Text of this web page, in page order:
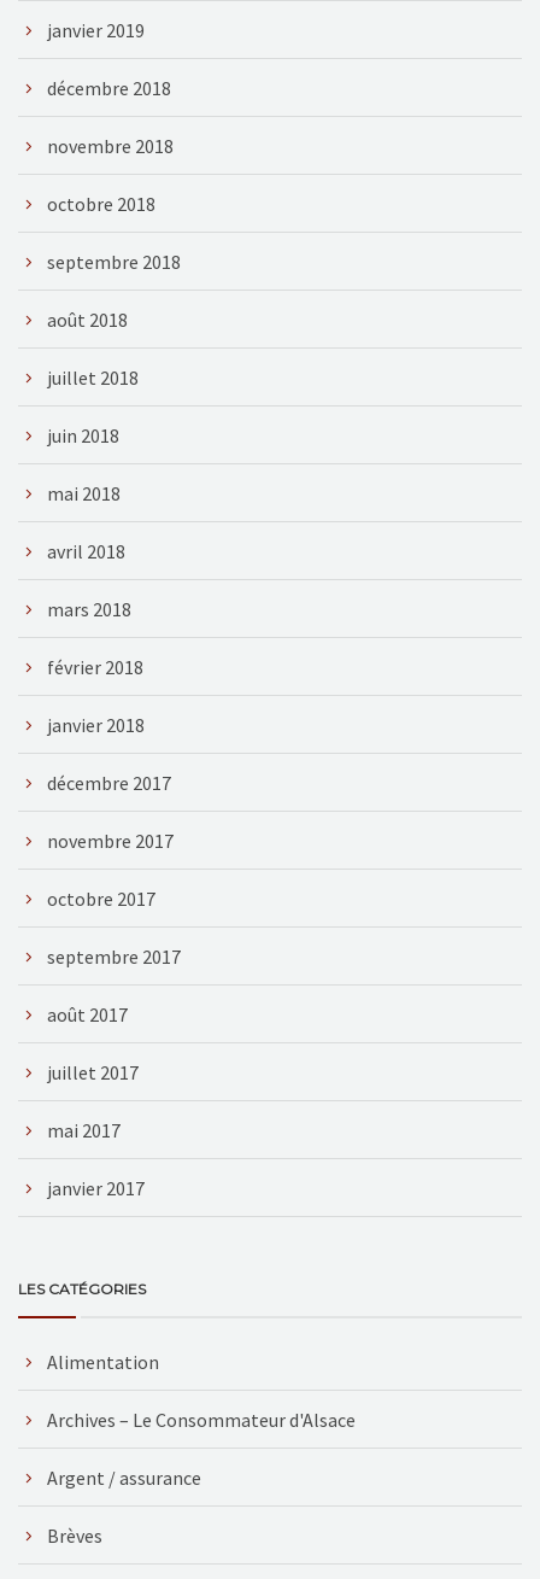
janvier 2019
décembre 2018
novembre 2018
octobre 2018
septembre 2018
août 2018
juillet 2018
juin 2018
mai 2018
avril 2018
mars 2018
février 2018
janvier 2018
décembre 2017
novembre 2017
octobre 2017
septembre 2017
août 2017
juillet 2017
mai 2017
janvier 2017
LES CATÉGORIES
Alimentation
Archives – Le Consommateur d'Alsace
Argent / assurance
Brèves